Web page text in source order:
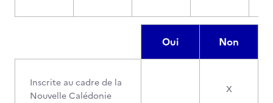
Oui Non
Inscrite au cadre de la
Nouvelle Calédonie
X